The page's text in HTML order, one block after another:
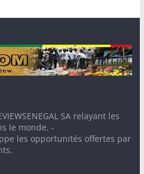
SA relayant les
le monde. -
les opportunités offertes par